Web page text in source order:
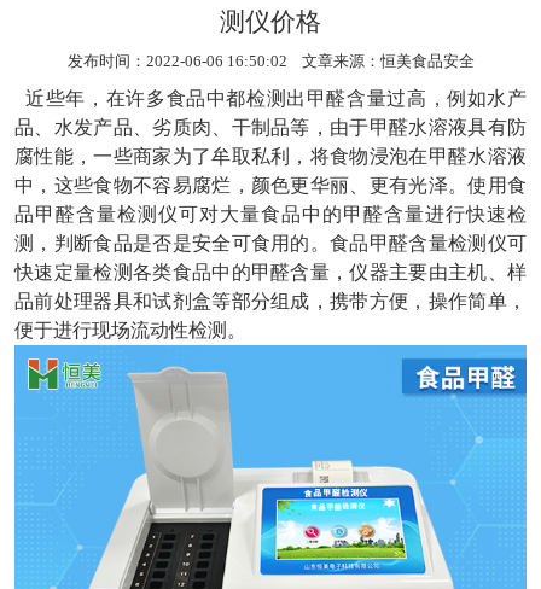
测仪价格
发布时间：2022-06-06 16:50:02 文章来源：恒美食品安全
近些年，在许多食品中都检测出甲醛含量过高，例如水产
品、水发产品、劣质肉、干制品等，由于甲醛水溶液具有防
腐性能，一些商家为了牟取私利，将食物浸泡在甲醛水溶液
中，这些食物不容易腐烂，颜色更华丽、更有光泽。使用食
品甲醛含量检测仪可对大量食品中的甲醛含量进行快速检
测，判断食品是否是安全可食用的。食品甲醛含量检测仪可
快速定量检测各类食品中的甲醛含量，仪器主要由主机、样
品前处理器具和试剂盒等部分组成，携带方便，操作简单，
便于进行现场流动性检测。